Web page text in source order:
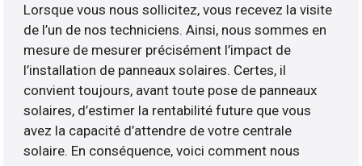
Lorsque vous nous sollicitez, vous recevez la visite
de l’un de nos techniciens. Ainsi, nous sommes en
mesure de mesurer précisément l’impact de
l’installation de panneaux solaires. Certes, il
convient toujours, avant toute pose de panneaux
solaires, d’estimer la rentabilité future que vous
avez la capacité d’attendre de votre centrale
solaire. En conséquence, voici comment nous